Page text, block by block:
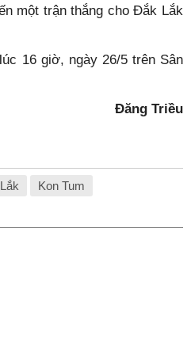
một trận thắng cho Đắk Lắk
16 giờ, ngày 26/5 trên Sân
Đăng Triều
Kon Tum